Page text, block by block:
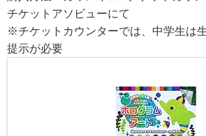
チケットアソビューにて
※チケットカウンターでは、中学生は
提示が必要